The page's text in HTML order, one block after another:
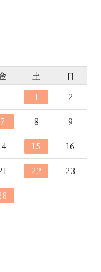
土
日
1
2
7 8 9
15 16
22 23